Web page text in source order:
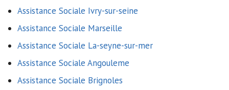
Assistance Sociale Ivry-sur-seine
Assistance Sociale Marseille
Assistance Sociale La-seyne-sur-mer
Assistance Sociale Angouleme
Assistance Sociale Brignoles